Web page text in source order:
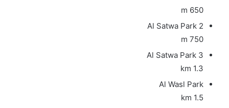
650 m
Al Satwa Park 2
750 m
Al Satwa Park 3
1.3 km
Al Wasl Park
1.5 km